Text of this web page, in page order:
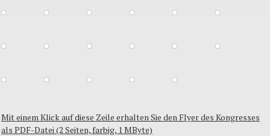
Mit einem Klick auf diese Zeile erhalten Sie den Flyer des Kongresses
als PDF-Datei (2 Seiten, farbig, 1 MByte)